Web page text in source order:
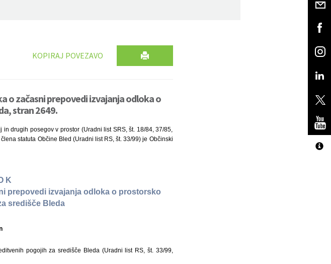
KOPIRAJ POVEZAVO
o začasni prepovedi izvajanja odloka o
stran 2649.
drugih posegov v prostor (Uradni list SRS, št. 18/84, 37/85,
statuta Občine Bled (Uradni list RS, št. 33/99) je Občinski
K
prepovedi izvajanja odloka o prostorsko
središče Bleda
pogojih za središče Bleda (Uradni list RS, št. 33/99,